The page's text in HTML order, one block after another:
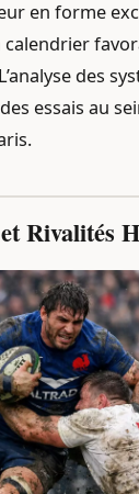
en forme
calendrier
des
essais au
Rivalités